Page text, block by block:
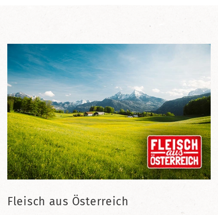
Fleisch aus Österreich